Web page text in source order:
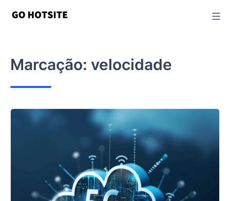
Marcação: velocidade